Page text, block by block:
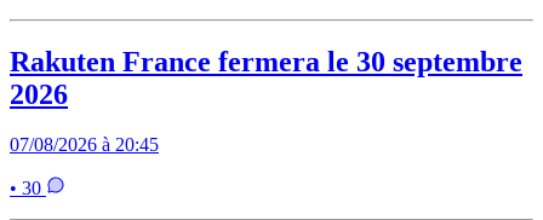
Rakuten France fermera le 30 septembre
2026
07/08/2026 à 20:45
• 30